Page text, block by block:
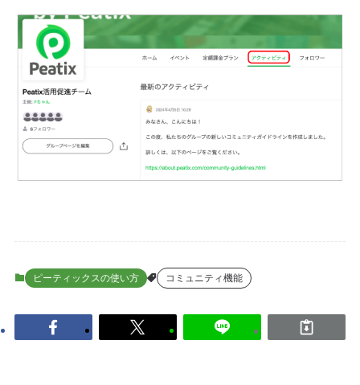
ピーティックスの使い方 コミュニティ機能